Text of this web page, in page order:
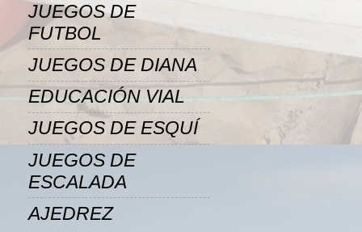
JUEGOS DE
FUTBOL
JUEGOS DE DIANA
EDUCACIÓN VIAL
JUEGOS DE ESQUÍ
JUEGOS DE
ESCALADA
AJEDREZ